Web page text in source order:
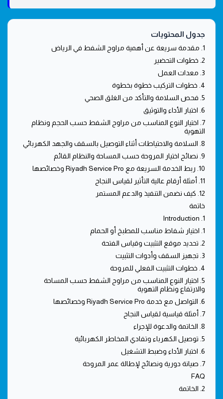
جدول المحتويات
1. مقدمة سريعة عن أهمية مراوح الشفط في الرياض
2. خطوات التحضير
3. معدات العمل
4. خطوات التركيب خطوة بخطوة
5. فحص السلامة والتأكد من الغلق الصحي
6. اختبار الأداء والتوثيق
7. اختيار النوع المناسب من مراوح الشفط حسب الحجم ونظام
التهوية
8. السلامة والاحتياطات أثناء التوصيل بالسقف والجهد الكهربائي
9. نصائح اختيار المروحة حسب المساحة والنظام القائم
10. ربط الخدمة السريعة مع Riyadh Service Pro وخصائصها
11. أمثلة أرقام عالية التأثير لقياس النجاح
12. كيف نضمن التنفيذ والدعم المستمر
خاتمة
1. Introduction
1. اختيار شفاط مناسب للمطبخ أو الحمام
2. تحديد موقع التثبيت وقياس الفتحة
3. تجهيز السقف وأدوات التثبيت
4. خطوات التثبيت الفعلي للمروحة
5. اختيار النوع المناسب من مراوح الشفط حسب المساحة
والارتفاع ونظام التهوية
6. التواصل مع خدمة Riyadh Service Pro وخصائصها
7. أمثلة قياسية لقياس النجاح
8. الخاتمة والدعوة للإجراء
5. توصيل الكهرباء وتفادي المخاطر الكهربائية
6. اختبار الأداء وضبط التشغيل
7. صيانة دورية ونصائح لإطالة عمر المروحة
FAQ
2. الخاتمة